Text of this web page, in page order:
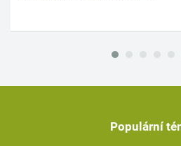
Populární